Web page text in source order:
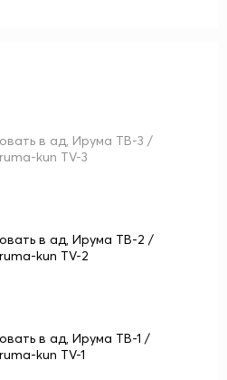
в ад, Ирума ТВ-3 /
kun TV-3
в ад, Ирума ТВ-2 /
kun TV-2
в ад, Ирума ТВ-1 /
kun TV-1